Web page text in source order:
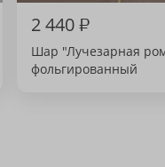
2 440₽
Шар "Лучезарная
фольгированный